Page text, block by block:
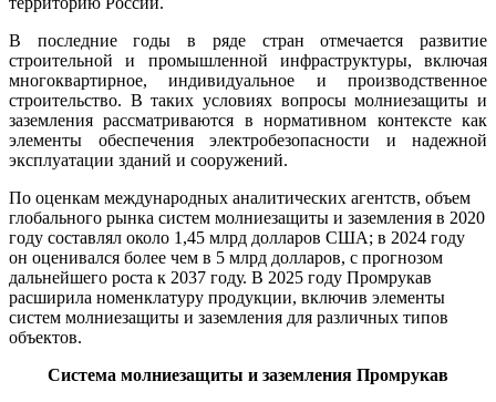
В последние годы в ряде стран отмечается развитие
строительной и промышленной инфраструктуры, включая
многоквартирное, индивидуальное и производственное
строительство. В таких условиях вопросы молниезащиты и
заземления рассматриваются в нормативном контексте как
элементы обеспечения электробезопасности и надежной
эксплуатации зданий и сооружений.
По оценкам международных аналитических агентств, объем
глобального рынка систем молниезащиты и заземления в 2020
году составлял около 1,45 млрд долларов США; в 2024 году
он оценивался более чем в 5 млрд долларов, с прогнозом
дальнейшего роста к 2037 году. В 2025 году Промрукав
расширила номенклатуру продукции, включив элементы
систем молниезащиты и заземления для различных типов
объектов.
Система молниезащиты и заземления Промрукав